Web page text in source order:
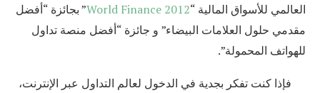
العالمي للأسواق المالية “World Finance 2012” بجائزة “أفضل
مقدمي حلول العلامات البيضاء” و جائزة “أفضل منصة تداول
للهواتف المحمولة”.
فإذا كنت تفكر بجدية في الدخول لعالم التداول عبر الإنترنت،